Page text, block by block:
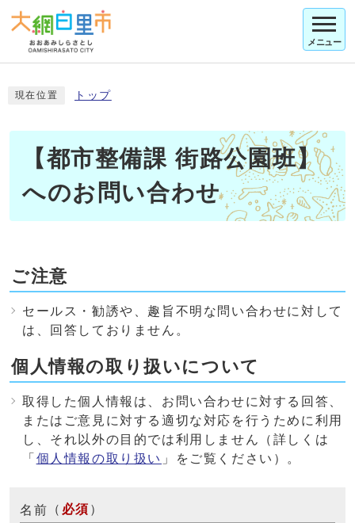
メニュー
現在位置 トップ
【都市整備課 街路公園班】
へのお問い合わせ
ご注意
セールス・勧誘や、趣旨不明な問い合わせに対して
は、回答しておりません。
個人情報の取り扱いについて
取得した個人情報は、お問い合わせに対する回答、
またはご意見に対する適切な対応を行うために利用
し、それ以外の目的では利用しません（詳しくは
「 個人情報の取り扱い 」をご覧ください）。
名前 （ 必須 ）